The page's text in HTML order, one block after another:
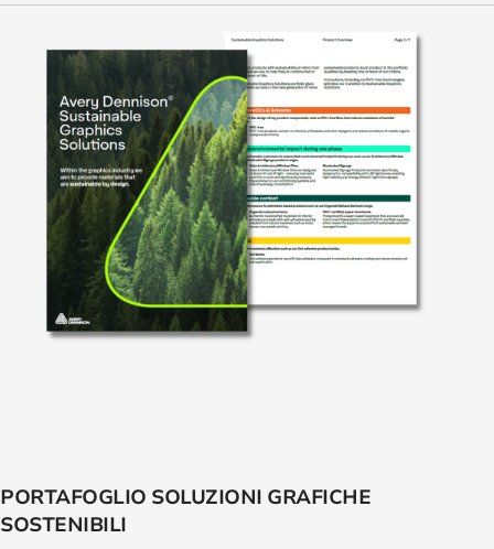
PORTAFOGLIO SOLUZIONI GRAFICHE
SOSTENIBILI